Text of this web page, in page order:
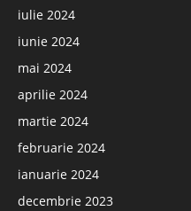
iulie 2024
iunie 2024
mai 2024
aprilie 2024
martie 2024
februarie 2024
ianuarie 2024
decembrie 2023